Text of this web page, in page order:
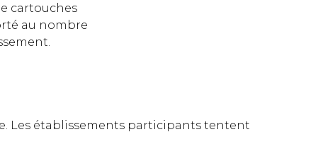
cartouches
au nombre
Les établissements participants tentent